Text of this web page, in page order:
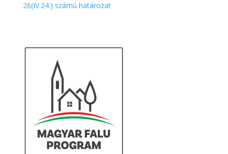
26(IV.24.) számú határozat